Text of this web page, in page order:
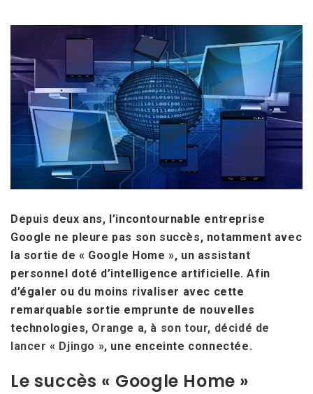
Depuis deux ans, l’incontournable entreprise
Google ne pleure pas son succès, notamment avec
la sortie de « Google Home », un assistant
personnel doté d’intelligence artificielle. Afin
d’égaler ou du moins rivaliser avec cette
remarquable sortie emprunte de nouvelles
technologies, Orange a, à son tour, décidé de
lancer « Djingo », une enceinte connectée.
Le succès « Google Home »